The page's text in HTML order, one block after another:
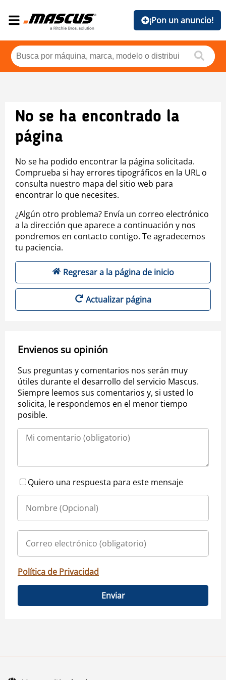
¡Pon un anuncio!
No se ha encontrado la
página
No se ha podido encontrar la página solicitada.
Comprueba si hay errores tipográficos en la URL o
consulta nuestro mapa del sitio web para
encontrar lo que necesites.
¿Algún otro problema? Envía un correo electrónico
a la dirección que aparece a continuación y nos
pondremos en contacto contigo. Te agradecemos
tu paciencia.
Regresar a la página de inicio
Actualizar página
Envienos su opinión
Sus preguntas y comentarios nos serán muy
útiles durante el desarrollo del servicio Mascus.
Siempre leemos sus comentarios y, si usted lo
solicita, le respondemos en el menor tiempo
posible.
Quiero una respuesta para este mensaje
Política de Privacidad
Enviar